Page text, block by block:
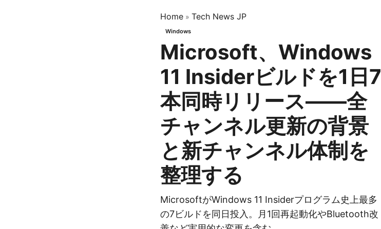
Home » Tech News JP
Windows
Microsoft、Windows
11 Insiderビルドを1日7
本同時リリース——全
チャンネル更新の背景
と新チャンネル体制を
整理する
MicrosoftがWindows 11 Insiderプログラム史上最多
の7ビルドを同日投入。月1回再起動化やBluetooth改